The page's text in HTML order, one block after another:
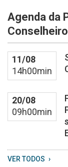
04
at
13
59
20
Agenda da
11/08
14h00min
20/08
09h00min
VER TODOS